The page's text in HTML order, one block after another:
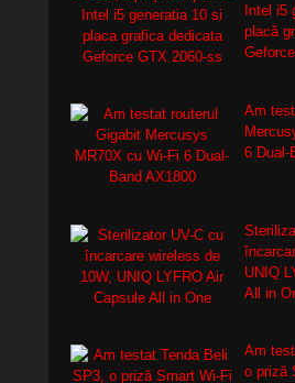
Intel i5
placă
Am
6 Dual-
UNIQ
All in
Am
o priză